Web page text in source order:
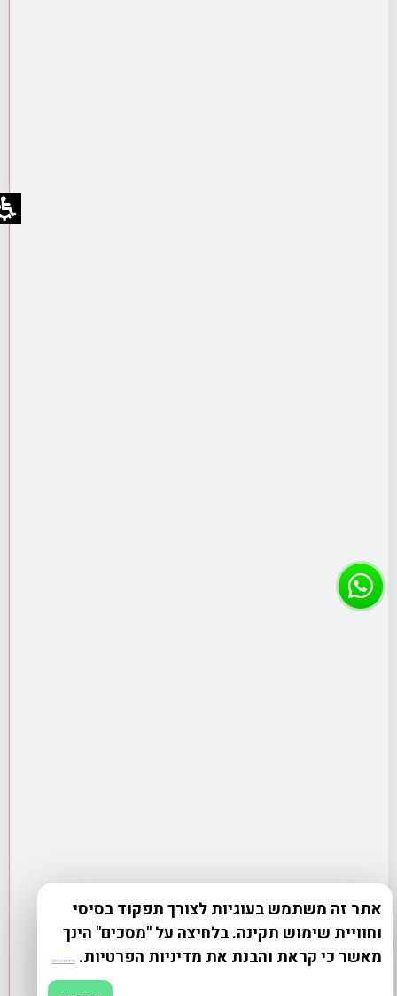
אתר זה משתמש בעוגיות לצורך תפקוד בסיסי
וחוויית שימוש תקינה. בלחיצה על "מסכים" הינך
מאשר כי קראת והבנת את מדיניות הפרטיות. מדיניות פרטיות